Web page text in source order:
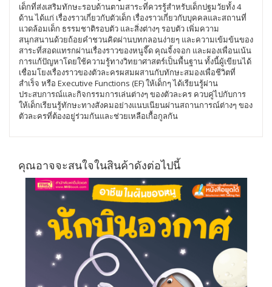
เด็กที่ส่งเสริมทักษะรอบด้านตามสาระที่ควรรู้สำหรับเด็กปฐมวัยทั้ง 4
ด้าน ได้แก่ เรื่องราวเกี่ยวกับตัวเด็ก เรื่องราวเกี่ยวกับบุคคลและสถานที่
แวดล้อมเด็ก ธรรมชาติรอบตัว และสิ่งต่างๆ รอบตัว เพิ่มความ
สนุกสนานด้วยถ้อยคำชวนคิดผ่านบทกลอนง่ายๆ และความเข้มข้นของ
สาระที่สอดแทรกผ่านเรื่องราวของหนูจี๊ด คุณจิ้งจอก และผองเพื่อนเน้น
การแก้ปัญหาโดยใช้ความรู้ทางวิทยาศาสตร์เป็นพื้นฐาน ทั้งนี้ผู้เขียนได้
เชื่อมโยงเรื่องราวของตัวละครผสมผสานกับทักษะสมองเพื่อชีวิตที่
สำเร็จ หรือ Executive Functions (EF) ให้เด็กๆ ได้เรียนรู้ผ่าน
ประสบการณ์และกิจกรรมการเล่นต่างๆ ของตัวละคร ควบคู่ไปกับการ
ให้เด็กเรียนรู้ทักษะทางสังคมอย่างแนบเนียนผ่านสถานการณ์ต่างๆ ของ
ตัวละครที่ต้องอยู่ร่วมกันและช่วยเหลือเกื้อกูลกัน
คุณอาจจะสนใจในสินค้าดังต่อไปนี้